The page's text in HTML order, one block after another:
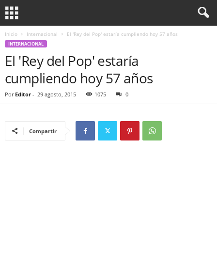
Inicio Internacional El 'Rey del Pop' estaría cumpliendo hoy 57 años
INTERNACIONAL
El 'Rey del Pop' estaría
cumpliendo hoy 57 años
Por Editor - 29 agosto, 2015 1075 0
Compartir